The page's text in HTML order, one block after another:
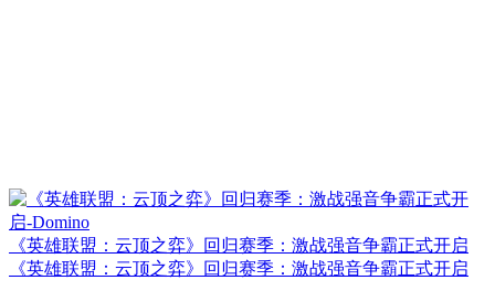
《英雄联盟：云顶之弈》回归赛季：激战强音争霸正式开启
《英雄联盟：云顶之弈》回归赛季：激战强音争霸正式开启